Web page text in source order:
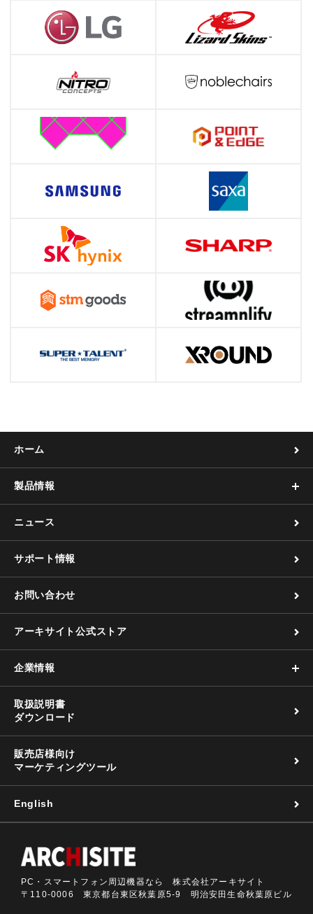
ホーム
製品情報
ニュース
サポート情報
お問い合わせ
アーキサイト公式ストア
企業情報
取扱説明書
ダウンロード
販売店様向け
マーケティングツール
English
PC・スマートフォン周辺機器なら 株式会社アーキサイト
〒110-0006 東京都台東区秋葉原5-9 明治安田生命秋葉原ビル